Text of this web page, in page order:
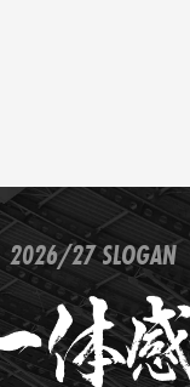
2026/27 SLOGAN